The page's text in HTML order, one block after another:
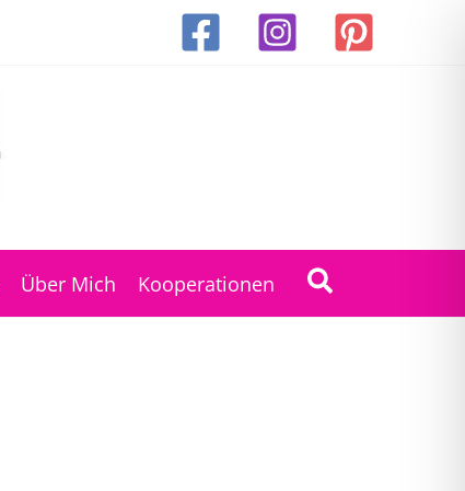
Über Mich Kooperationen Suchen